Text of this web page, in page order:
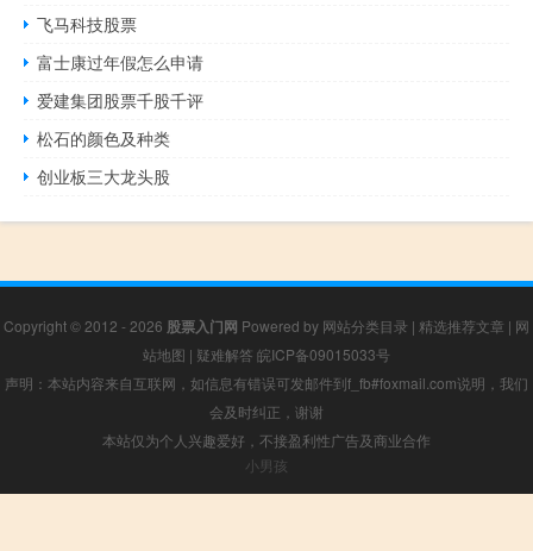
飞马科技股票
富士康过年假怎么申请
爱建集团股票千股千评
松石的颜色及种类
创业板三大龙头股
Copyright © 2012 - 2026 股票入门网 Powered by 网站分类目录 | 精选推荐文章 | 网
站地图 | 疑难解答 皖ICP备09015033号
声明：本站内容来自互联网，如信息有错误可发邮件到f_fb#foxmail.com说明，我们
会及时纠正，谢谢
本站仅为个人兴趣爱好，不接盈利性广告及商业合作
小男孩